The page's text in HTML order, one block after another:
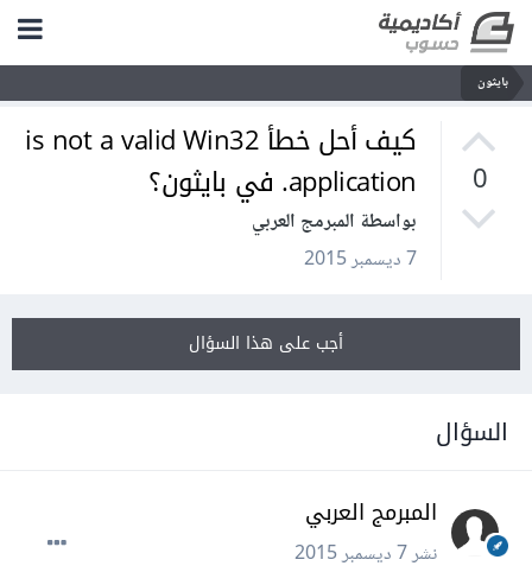
بايثون
0
كيف أحل خطأ is not a valid Win32
application. في بايثون؟
بواسطة المبرمج العربي
7 ديسمبر 2015
أجب على هذا السؤال
السؤال
المبرمج العربي
نشر7 ديسمبر 2015